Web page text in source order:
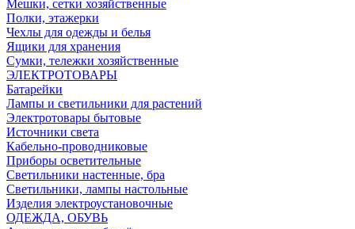
Мешки, сетки хозяйственные
Полки, этажерки
Чехлы для одежды и белья
Ящики для хранения
Сумки, тележки хозяйственные
ЭЛЕКТРОТОВАРЫ
Батарейки
Лампы и светильники для растений
Электротовары бытовые
Источники света
Кабельно-проводниковые
Приборы осветительные
Светильники настенные, бра
Светильники, лампы настольные
Изделия электроустановочные
ОДЕЖДА, ОБУВЬ